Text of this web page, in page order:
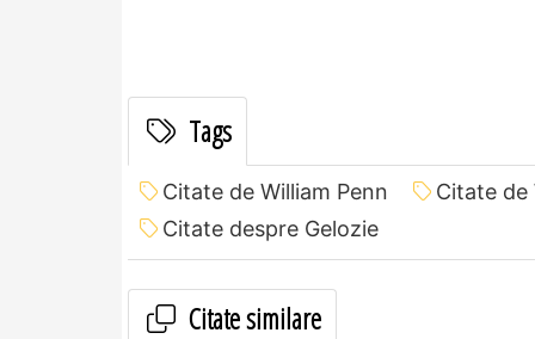
Tags
Citate de William Penn
Citate de
Citate despre Gelozie
Citate similare